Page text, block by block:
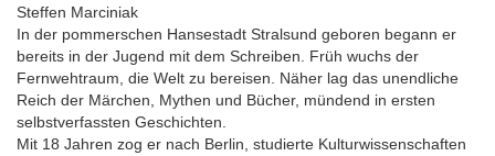
Steffen Marciniak
In der pommerschen Hansestadt Stralsund geboren begann er
bereits in der Jugend mit dem Schreiben. Früh wuchs der
Fernwehtraum, die Welt zu bereisen. Näher lag das unendliche
Reich der Märchen, Mythen und Bücher, mündend in ersten
selbstverfassten Geschichten.
Mit 18 Jahren zog er nach Berlin, studierte Kulturwissenschaften